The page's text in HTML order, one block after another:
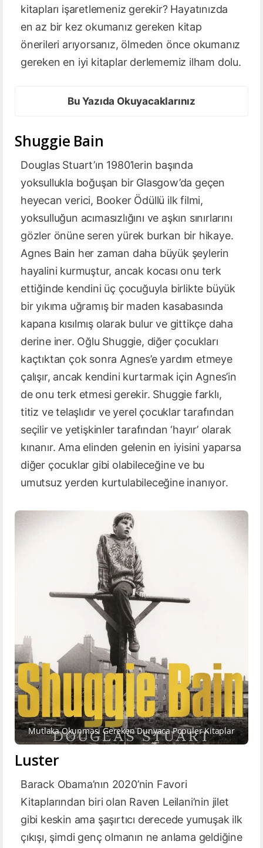
kitapları işaretlemeniz gerekir? Hayatınızda
en az bir kez okumanız gereken kitap
önerileri arıyorsanız, ölmeden önce okumanız
gereken en iyi kitaplar derlememiz ilham dolu.
Bu Yazıda Okuyacaklarınız
Shuggie Bain
Douglas Stuart’ın 1980’lerin başında
yoksullukla boğuşan bir Glasgow’da geçen
heyecan verici, Booker Ödüllü ilk filmi,
yoksulluğun acımasızlığını ve aşkın sınırlarını
gözler önüne seren yürek burkan bir hikaye.
Agnes Bain her zaman daha büyük şeylerin
hayalini kurmuştur, ancak kocası onu terk
ettiğinde kendini üç çocuğuyla birlikte büyük
bir yıkıma uğramış bir maden kasabasında
kapana kısılmış olarak bulur ve gittikçe daha
derine iner. Oğlu Shuggie, diğer çocukları
kaçtıktan çok sonra Agnes’e yardım etmeye
çalışır, ancak kendini kurtarmak için Agnes’in
de onu terk etmesi gerekir. Shuggie farklı,
titiz ve telaşlıdır ve yerel çocuklar tarafından
seçilir ve yetişkinler tarafından ‘hayır’ olarak
kınanır. Ama elinden gelenin en iyisini yaparsa
diğer çocuklar gibi olabileceğine ve bu
umutsuz yerden kurtulabileceğine inanıyor.
Mutlaka Okunmasi Gereken Dunyaca Populer Kitaplar
Luster
Barack Obama’nın 2020’nin Favori
Kitaplarından biri olan Raven Leilani’nin jilet
gibi keskin ama şaşırtıcı derecede yumuşak ilk
çıkışı, şimdi genç olmanın ne anlama geldiğine